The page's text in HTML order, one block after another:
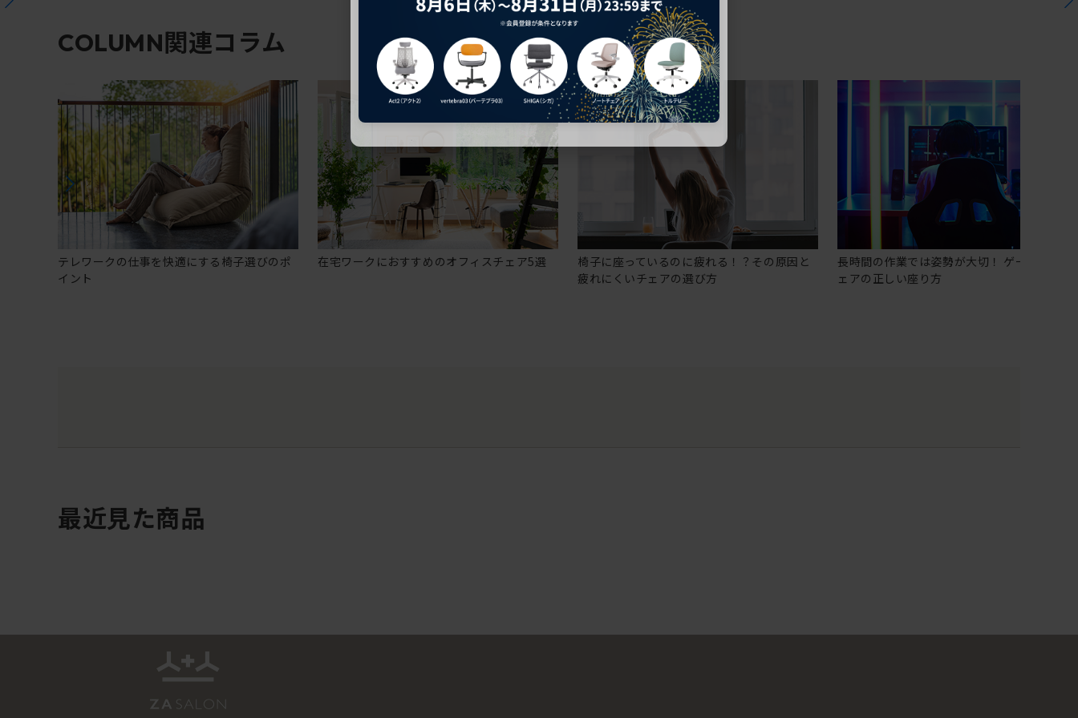
COLUMN関連コラム
テレワークの仕事を快適にする椅子選びのポ
イント
在宅ワークにおすすめのオフィスチェア5選
椅子に座っているのに疲れる！？その原因と
疲れにくいチェアの選び方
長時間の作業では姿勢が大切！ ゲーミングチ
ェアの正しい座り方
最近見た商品